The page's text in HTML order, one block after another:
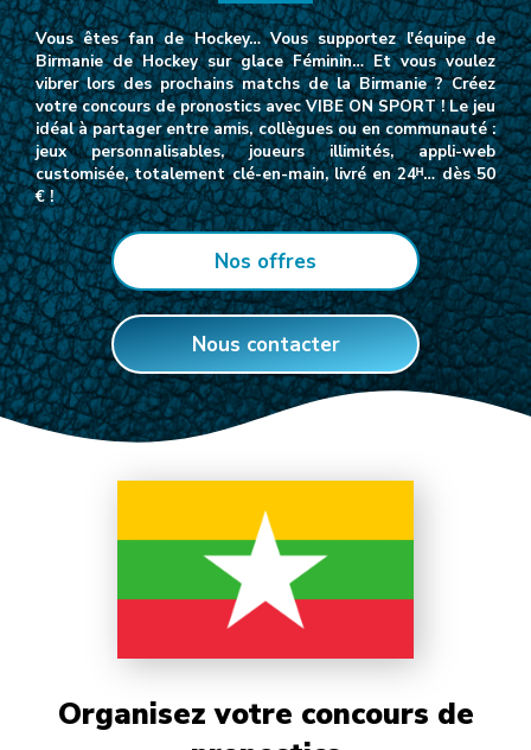
Vous êtes fan de Hockey… Vous supportez l'équipe de
Birmanie de Hockey sur glace Féminin… Et vous voulez
vibrer lors des prochains matchs de la Birmanie ? Créez
votre concours de pronostics avec VIBE ON SPORT ! Le jeu
idéal à partager entre amis, collègues ou en communauté :
jeux personnalisables, joueurs illimités, appli-web
customisée, totalement clé-en-main, livré en 24ᴴ… dès 50
€ !
Nos offres
Nous contacter
Organisez votre concours de